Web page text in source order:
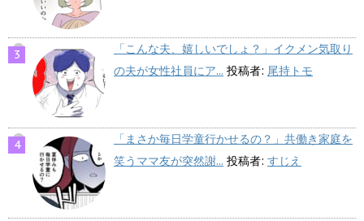
「こんな夫、嬉しいでしょ？」イクメン気取り
の夫が女性社員にア... 投稿者: 尾持トモ
「まさか毎日学童行かせるの？」共働き家庭を
笑うママ友が突然謝... 投稿者: すじえ